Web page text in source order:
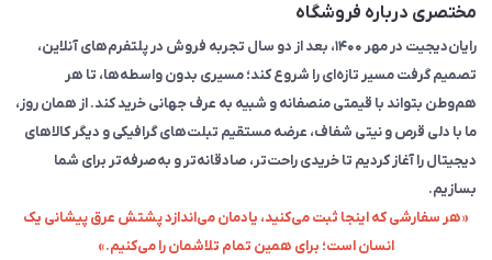
مختصری درباره فروشگاه
رایان‌دیجیت در مهر ۱۴۰۰، بعد از دو سال تجربه فروش در پلتفرم‌های آنلاین،
تصمیم گرفت مسیر تازه‌ای را شروع کند؛ مسیری بدون واسطه‌ها، تا هر
هم‌وطن بتواند با قیمتی منصفانه و شبیه به عرف جهانی خرید کند. از همان روز،
ما با دلی قرص و نیتی شفاف، عرضه مستقیم تبلت‌های گرافیکی و دیگر کالاهای
دیجیتال را آغاز کردیم تا خریدی راحت‌تر، صادقانه‌تر و به‌صرفه‌تر برای شما
بسازیم.
«هر سفارشی که اینجا ثبت می‌کنید، یادمان می‌اندازد پشتش عرق پیشانی یک
انسان است؛ برای همین تمام تلاشمان را می‌کنیم.»